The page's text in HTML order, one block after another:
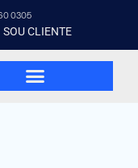
0305
SOU CLIENTE